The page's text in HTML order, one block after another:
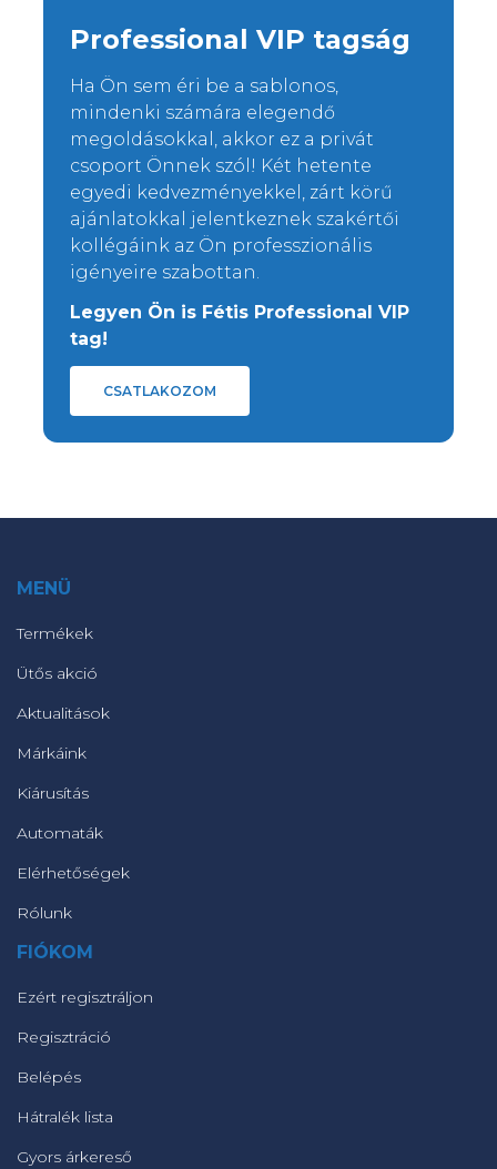
Professional VIP tagság
Ha Ön sem éri be a sablonos,
mindenki számára elegendő
megoldásokkal, akkor ez a privát
csoport Önnek szól! Két hetente
egyedi kedvezményekkel, zárt körű
ajánlatokkal jelentkeznek szakértői
kollégáink az Ön professzionális
igényeire szabottan.
Legyen Ön is Fétis Professional VIP
tag!
CSATLAKOZOM
MENÜ
Termékek
Ütős akció
Aktualitások
Márkáink
Kiárusítás
Automaták
Elérhetőségek
Rólunk
FIÓKOM
Ezért regisztráljon
Regisztráció
Belépés
Hátralék lista
Gyors árkereső